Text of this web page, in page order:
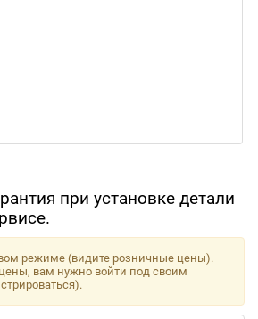
при установке детали
режиме (видите розничные цены).
вам нужно войти под своим